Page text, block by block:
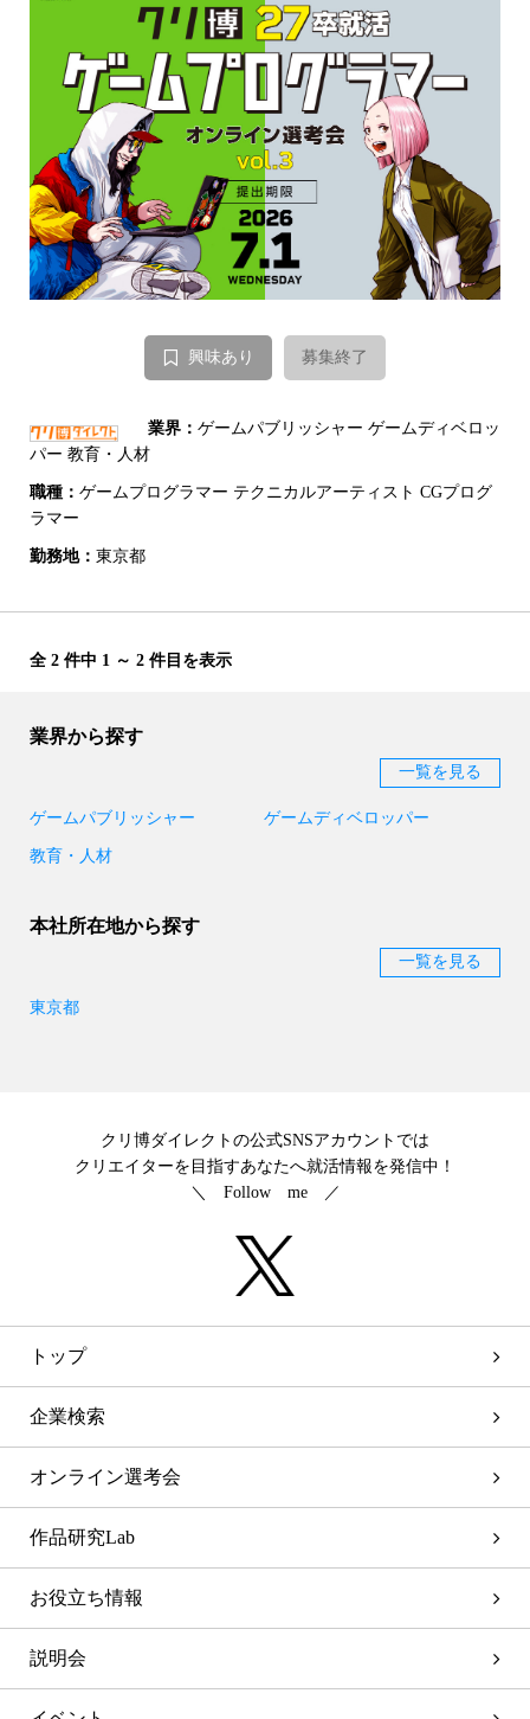
興味あり 募集終了
業界： ゲームパブリッシャー ゲームディベロッ
パー 教育・人材
職種： ゲームプログラマー テクニカルアーティスト CGプログ
ラマー
勤務地： 東京都
全 2 件中 1 ～ 2 件目を表示
業界から探す
一覧を見る
ゲームパブリッシャー ゲームディベロッパー
教育・人材
本社所在地から探す
一覧を見る
東京都
クリ博ダイレクトの公式SNSアカウントでは
クリエイターを目指すあなたへ就活情報を発信中！
＼ Follow me ／
トップ
企業検索
オンライン選考会
作品研究Lab
お役立ち情報
説明会